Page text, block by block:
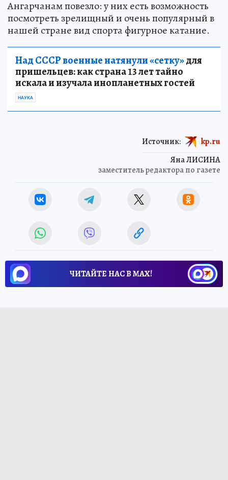
Ангарчанам повезло: у них есть возможность
посмотреть зрелищный и очень популярный в
нашей стране вид спорта фигурное катание.
Над СССР военные натянули «сетку»для
пришельцев: как страна 13 лет тайно
искала и изучала инопланетных гостей
НАУКА
Яна ЛИСИНА
заместитель редактора по газете
Источник: kp.ru
ЧИТАЙТЕ НАС В МАХ!